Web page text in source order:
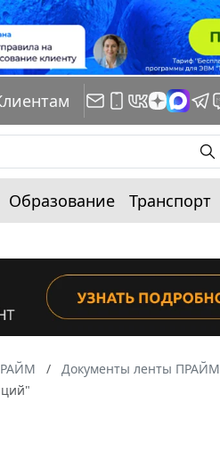
Образование Транспорт
Документы ленты ПРАЙМ